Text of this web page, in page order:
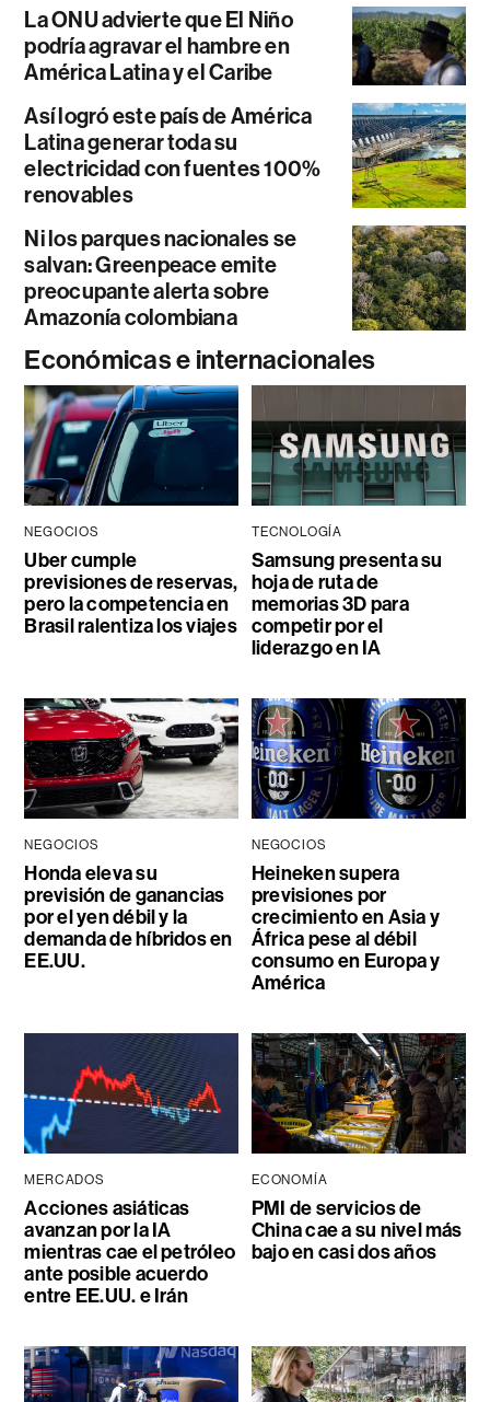
La ONU advierte que El Niño
podría agravar el hambre en
América Latina y el Caribe
Así logró este país de América
Latina generar toda su
electricidad con fuentes 100%
renovables
Ni los parques nacionales se
salvan: Greenpeace emite
preocupante alerta sobre
Amazonía colombiana
Económicas e internacionales
NEGOCIOS
Uber cumple
previsiones de reservas,
pero la competencia en
Brasil ralentiza los viajes
TECNOLOGÍA
Samsung presenta su
hoja de ruta de
memorias 3D para
competir por el
liderazgo en IA
NEGOCIOS
Honda eleva su
previsión de ganancias
por el yen débil y la
demanda de híbridos en
EE.UU.
NEGOCIOS
Heineken supera
previsiones por
crecimiento en Asia y
África pese al débil
consumo en Europa y
América
MERCADOS
Acciones asiáticas
avanzan por la IA
mientras cae el petróleo
ante posible acuerdo
entre EE.UU. e Irán
ECONOMÍA
PMI de servicios de
China cae a su nivel más
bajo en casi dos años